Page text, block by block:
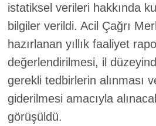
istatiksel verileri hakkında
bilgiler verildi. Acil Çağrı
hazırlanan yıllık faaliyet
değerlendirilmesi, il
gerekli tedbirlerin alınması
giderilmesi amacıyla
görüşüldü.